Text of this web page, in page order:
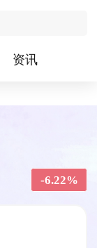
资讯
-6.22%